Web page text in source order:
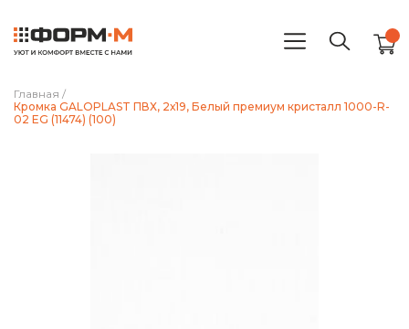
Главная /
Кромка GALOPLAST ПВХ, 2х19, Белый премиум кристалл 1000-R-
02 EG (11474) (100)